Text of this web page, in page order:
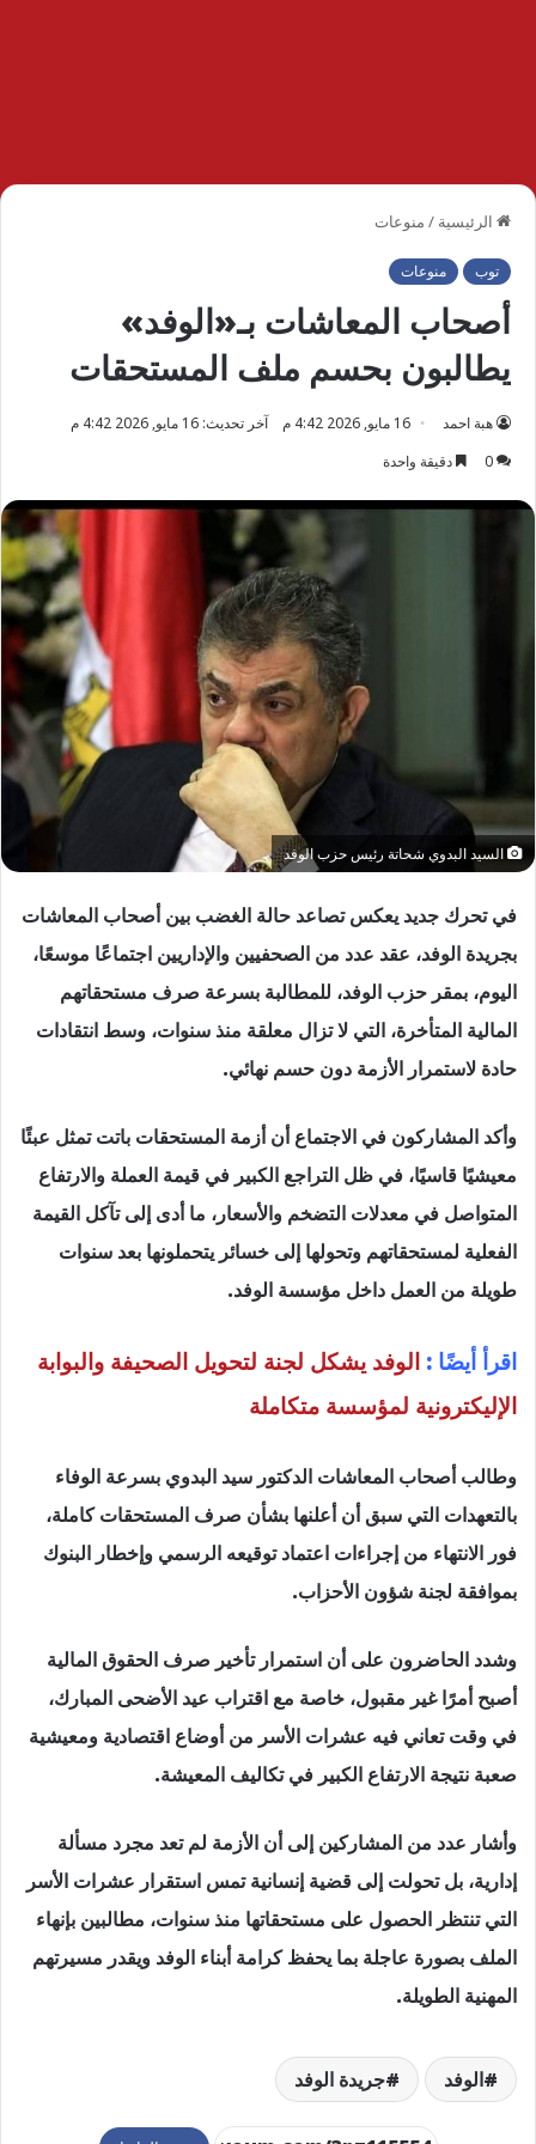
الرئيسية / منوعات
توب منوعات
أصحاب المعاشات بـ«الوفد»
يطالبون بحسم ملف المستحقات
هبة احمد 16 مايو, 2026 4:42 م
آخر تحديث: 16 مايو, 2026 4:42 م
0
دقيقة واحدة
السيد البدوي شحاتة رئيس حزب الوفد
في تحرك جديد يعكس تصاعد حالة الغضب بين أصحاب المعاشات
بجريدة الوفد، عقد عدد من الصحفيين والإداريين اجتماعًا موسعًا،
اليوم، بمقر حزب الوفد، للمطالبة بسرعة صرف مستحقاتهم
المالية المتأخرة، التي لا تزال معلقة منذ سنوات، وسط انتقادات
حادة لاستمرار الأزمة دون حسم نهائي.
وأكد المشاركون في الاجتماع أن أزمة المستحقات باتت تمثل عبئًا
معيشيًا قاسيًا، في ظل التراجع الكبير في قيمة العملة والارتفاع
المتواصل في معدلات التضخم والأسعار، ما أدى إلى تآكل القيمة
الفعلية لمستحقاتهم وتحولها إلى خسائر يتحملونها بعد سنوات
طويلة من العمل داخل مؤسسة الوفد.
اقرأ أيضًا : الوفد يشكل لجنة لتحويل الصحيفة والبوابة
الإليكترونية لمؤسسة متكاملة
وطالب أصحاب المعاشات الدكتور سيد البدوي بسرعة الوفاء
بالتعهدات التي سبق أن أعلنها بشأن صرف المستحقات كاملة،
فور الانتهاء من إجراءات اعتماد توقيعه الرسمي وإخطار البنوك
بموافقة لجنة شؤون الأحزاب.
وشدد الحاضرون على أن استمرار تأخير صرف الحقوق المالية
أصبح أمرًا غير مقبول، خاصة مع اقتراب عيد الأضحى المبارك،
في وقت تعاني فيه عشرات الأسر من أوضاع اقتصادية ومعيشية
صعبة نتيجة الارتفاع الكبير في تكاليف المعيشة.
وأشار عدد من المشاركين إلى أن الأزمة لم تعد مجرد مسألة
إدارية، بل تحولت إلى قضية إنسانية تمس استقرار عشرات الأسر
التي تنتظر الحصول على مستحقاتها منذ سنوات، مطالبين بإنهاء
الملف بصورة عاجلة بما يحفظ كرامة أبناء الوفد ويقدر مسيرتهم
المهنية الطويلة.
الوفد جريدة الوفد